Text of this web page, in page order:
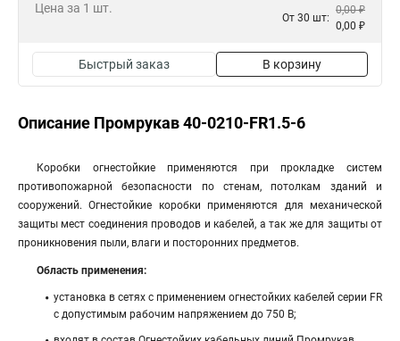
Цена за 1 шт.
От 30 шт:
0,00 ₽
0,00 ₽
Быстрый заказ В корзину
Описание Промрукав 40-0210-FR1.5-6
Коробки огнестойкие применяются при прокладке систем
противопожарной безопасности по стенам, потолкам зданий и
сооружений. Огнестойкие коробки применяются для механической
защиты мест соединения проводов и кабелей, а так же для защиты от
проникновения пыли, влаги и посторонних предметов.
Область применения:
установка в сетях с применением огнестойких кабелей серии FR
с допустимым рабочим напряжением до 750 В;